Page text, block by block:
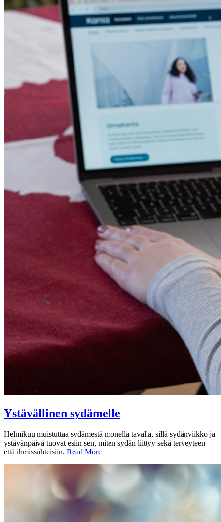
Ystävällinen sydämelle
Helmikuu muistuttaa sydämestä monella tavalla, sillä sydänviikko ja
ystävänpäivä tuovat esiin sen, miten sydän liittyy sekä terveyteen
että ihmissuhteisiin. Read More